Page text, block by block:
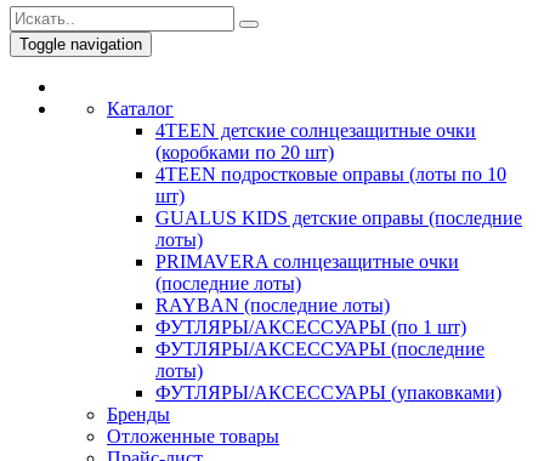
Toggle navigation
Каталог
4TEEN детские солнцезащитные очки
(коробками по 20 шт)
4TEEN подростковые оправы (лоты по 10
шт)
GUALUS KIDS детские оправы (последние
лоты)
PRIMAVERA солнцезащитные очки
(последние лоты)
RAYBAN (последние лоты)
ФУТЛЯРЫ/АКСЕССУАРЫ (по 1 шт)
ФУТЛЯРЫ/АКСЕССУАРЫ (последние
лоты)
ФУТЛЯРЫ/АКСЕССУАРЫ (упаковками)
Бренды
Отложенные товары